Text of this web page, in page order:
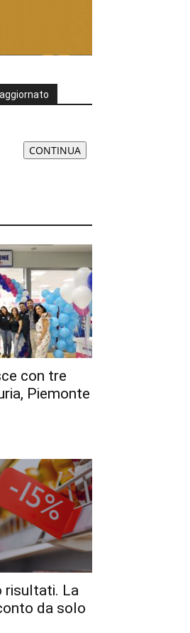
con tre
Piemonte
risultati. La
da solo